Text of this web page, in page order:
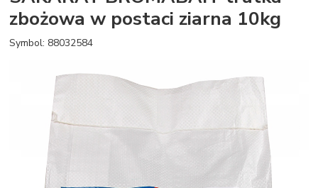
zbożowa w postaci ziarna 10kg
Symbol: 88032584